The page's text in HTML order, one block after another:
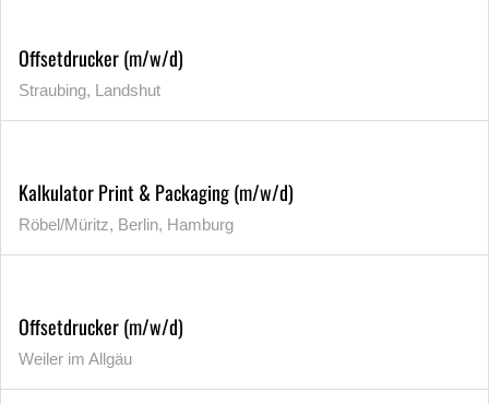
Offsetdrucker (m/w/d)
Straubing, Landshut
Kalkulator Print & Packaging (m/w/d)
Röbel/Müritz, Berlin, Hamburg
Offsetdrucker (m/w/d)
Weiler im Allgäu